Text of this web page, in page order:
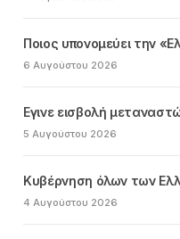
Ποιος υπονομεύει την
6 Αυγούστου 2026
Εγινε εισβολή
5 Αυγούστου 2026
Κυβέρνηση όλων των
4 Αυγούστου 2026